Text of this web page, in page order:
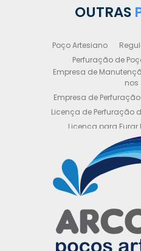
OUTRAS
Poço Artesiano
Perfuração de
Empresa de
nos
Empresa de
Licença de Perfuração
Licença para Furar
Licença para
Licença para
Manutenção de
Manutenção
Obtenha sua Licença
o
Orçamento de
Orçamento para